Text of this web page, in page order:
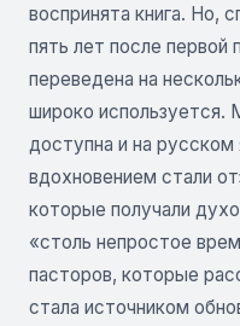
воспринята книга. Но,
пять лет после первой
переведена на
широко используется.
доступна и на
вдохновением стали
которые получали
«столь непростое
пасторов, которые
стала источником